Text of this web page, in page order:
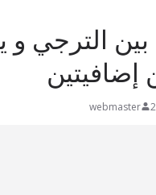
بين الترجي
إضافيتين
webmaster